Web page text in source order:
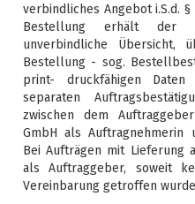
verbindliches Angebot i.S.d.
Bestellung erhält der
unverbindliche Übersicht,
Bestellung - sog.
print- druckfähigen
separaten
zwischen dem
GmbH als Auftragnehmerin
Bei Aufträgen mit
als Auftraggeber, soweit
Vereinbarung getroffen